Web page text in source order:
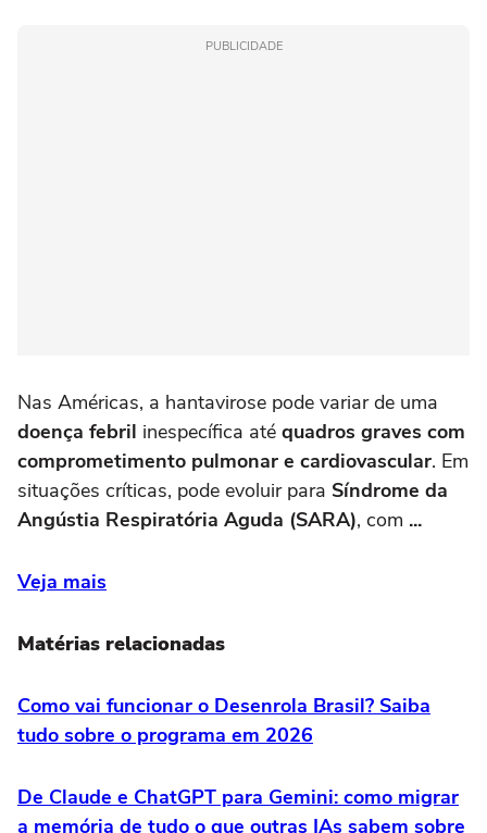
PUBLICIDADE
Nas Américas, a hantavirose pode variar de uma
doença febril inespecífica até quadros graves com
comprometimento pulmonar e cardiovascular. Em
situações críticas, pode evoluir para Síndrome da
Angústia Respiratória Aguda (SARA), com ...
Veja mais
Matérias relacionadas
Como vai funcionar o Desenrola Brasil? Saiba
tudo sobre o programa em 2026
De Claude e ChatGPT para Gemini: como migrar
a memória de tudo o que outras IAs sabem sobre